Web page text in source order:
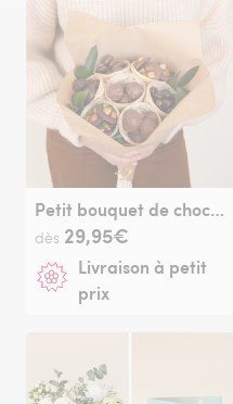
Petit bouquet de chocolat
dès 29,95€
Livraison à petit
prix